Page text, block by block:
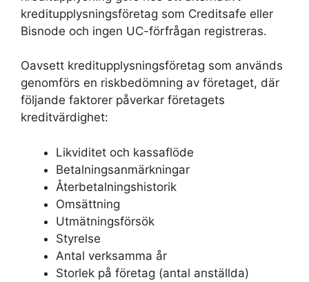
kreditupplysningsföretag som Creditsafe eller
Bisnode och ingen UC-förfrågan registreras.
Oavsett kreditupplysningsföretag som används
genomförs en riskbedömning av företaget, där
följande faktorer påverkar företagets
kreditvärdighet:
Likviditet och kassaflöde
Betalningsanmärkningar
Återbetalningshistorik
Omsättning
Utmätningsförsök
Styrelse
Antal verksamma år
Storlek på företag (antal anställda)